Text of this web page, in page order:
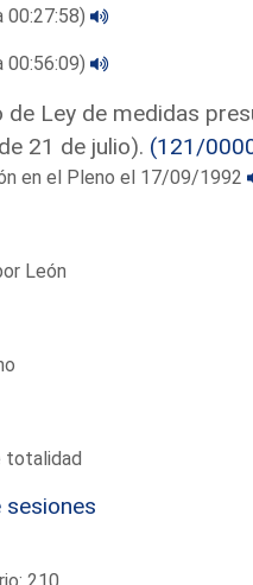
00:27:58)
00:56:09)
de Ley de medidas
21 de julio). (121/
en el Pleno el 17/09/1992
León
totalidad
sesiones
210